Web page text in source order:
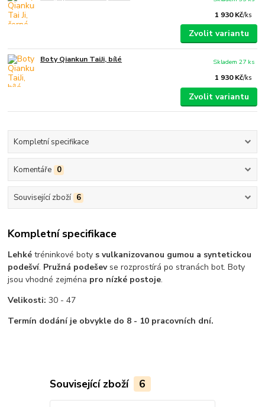
1 930 Kč/ks
Zvolit variantu
Boty Qiankun TaiJi, bílé
1 930 Kč/ks
Skladem 27 ks
Zvolit variantu
Kompletní specifikace
Komentáře 0
Související zboží 6
Kompletní specifikace
Lehké tréninkové boty s vulkanizovanou gumou a syntetickou
podešví. Pružná podeševse rozprostírá po stranách bot. Boty
jsou vhodné zejména pro nízké postoje.
Velikosti: 30 - 47
Termín dodání je obvykle do 8 - 10 pracovních dní.
Související zboží 6